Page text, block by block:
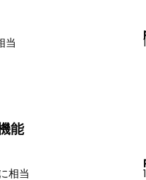
当
能
相当